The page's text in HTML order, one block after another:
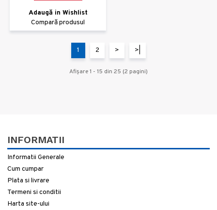
Adaugă in Wishlist
Compară produsul
1 2 > >|
Afişare 1 - 15 din 25 (2 pagini)
INFORMATII
Informatii Generale
Cum cumpar
Plata si livrare
Termeni si conditii
Harta site-ului